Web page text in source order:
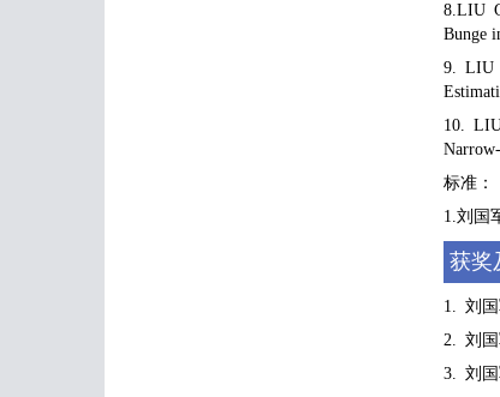
8.LIU
Bunge
9. LIU
10.
标准：
1.刘国
获奖
1. 刘国
2. 刘国
3. 刘国